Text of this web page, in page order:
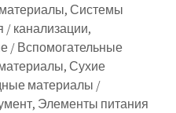
Системы
канализации,
/ Вспомогательные
Сухие
материалы /
Элементы питания